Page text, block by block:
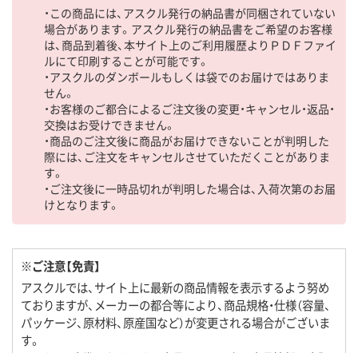
・この商品には、アスクル発行の納品書が同梱されていない
場合があります。アスクル発行の納品書をご希望のお客様
は、商品到着後、本サイト上のご利用履歴よりＰＤＦファイ
ルにて印刷することが可能です。
・アスクルのダンボールもしくは袋でのお届けではありま
せん。
・お客様のご都合によるご注文後の変更・キャンセル・返品・
交換はお受けできません。
・商品のご注文後に商品がお届けできないことが判明した
際には、ご注文をキャンセルさせていただくことがありま
す。
・ご注文後に一時品切れが判明した場合は、入荷次第のお届
けとなります。
※ご注意【免責】
アスクルでは、サイト上に最新の商品情報を表示するよう努め
ておりますが、メーカーの都合等により、商品規格・仕様（容量、
パッケージ、原材料、原産国など）が変更される場合がございま
す。